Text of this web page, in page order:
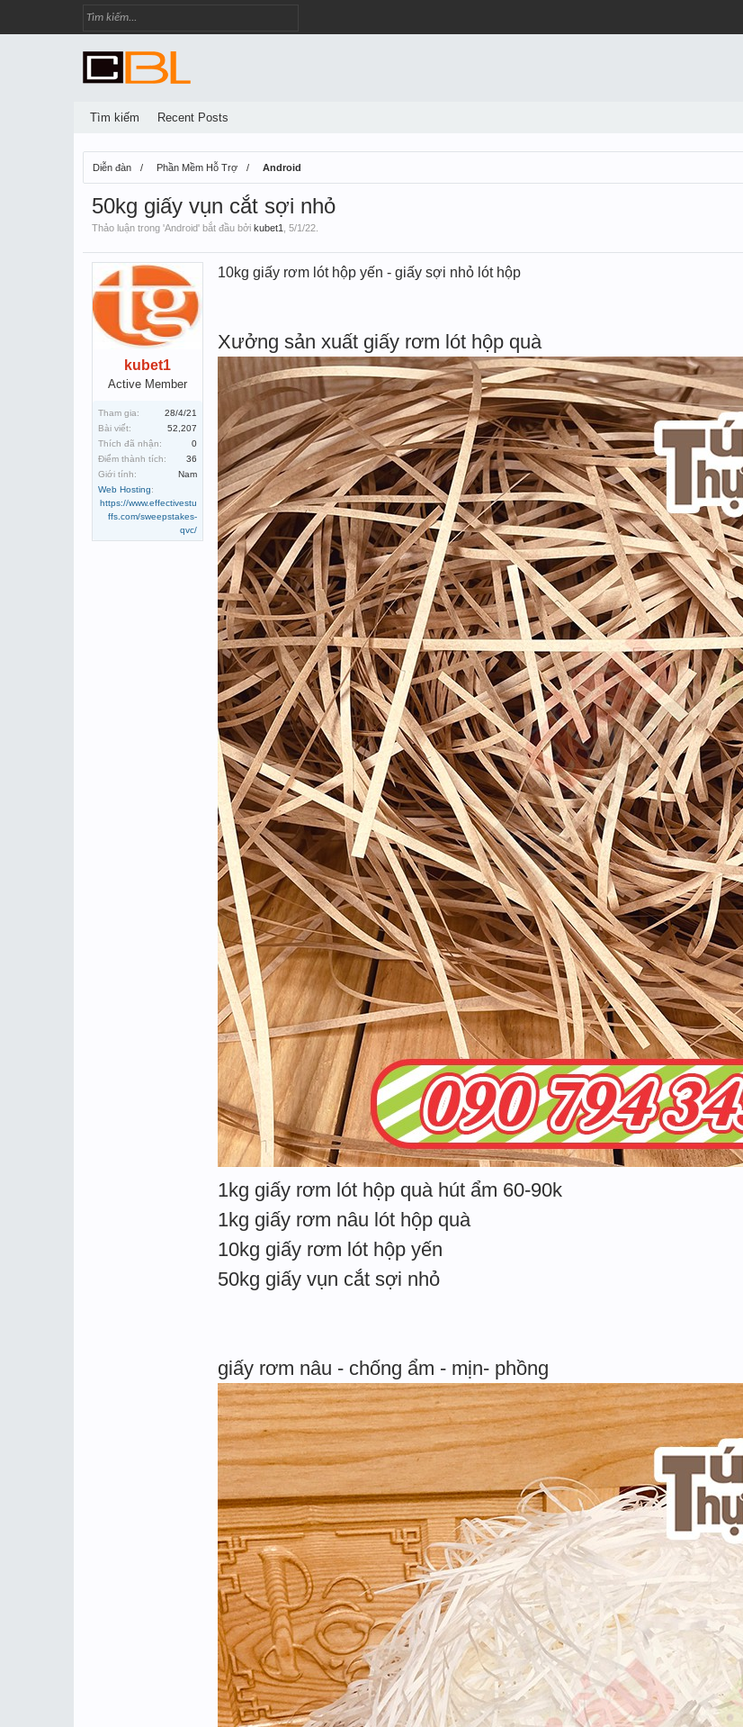
Diễn đàn Phần Mềm Hỗ Trợ Android
50kg giấy vụn cắt sợi nhỏ
Thảo luận trong 'Android' bắt đầu bởi kubet1 5/1/22
kubet1
Active Member
Tham gia:
28/4/21
Bài viết:
52,207
Thích đã nhận:
0
Điểm thành tích:
36
Giới tính:
Nam
Web Hosting:
https://www.effectivestu
ffs.com/sweepstakes-
qvc/
10kg giấy rơm lót hộp yến - giấy sợi nhỏ lót hộp
Xưởng sản xuất giấy rơm lót hộp quà
1kg giấy rơm lót hộp quà hút ẩm 60-90k
1kg giấy rơm nâu lót hộp quà
10kg giấy rơm lót hộp yến
50kg giấy vụn cắt sợi nhỏ
giấy rơm nâu - chống ẩm - mịn- phồng
Tìm kiếm Recent Posts